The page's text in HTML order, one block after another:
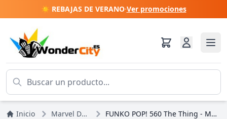
☀️ REBAJAS DE VERANO·Ver promociones
Inicio Marvel DC Comics FUNKO POP! 560 The Thing - Marvel Fantastic Four